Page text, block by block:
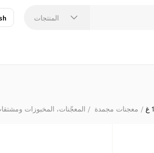
المنتجات
المعجّنات، المخبوزات معجنات مجمدة